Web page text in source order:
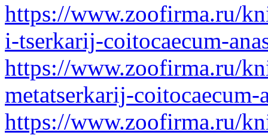
https://www.zoofirma.ru/
i-tserkarij-coitocaecum-
https://www.zoofirma.ru/
metatserkarij-
https://www.zoofirma.ru/